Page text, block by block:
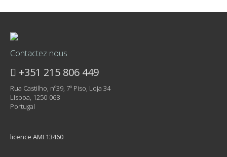
Contactez nous
+351 215 806 449
Rua Castilho, nº39, 7º Piso, Loja 34
Lisboa, 1250-068
Portugal
licence AMI 13460